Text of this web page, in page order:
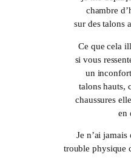
chambre
sur des talons
Ce que cela
si vous
un
talons hauts,
chaussures
en
Je n’ai
trouble physique